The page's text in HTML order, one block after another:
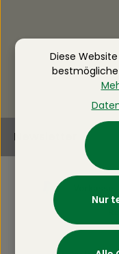
Newsletter
Diese
Nur